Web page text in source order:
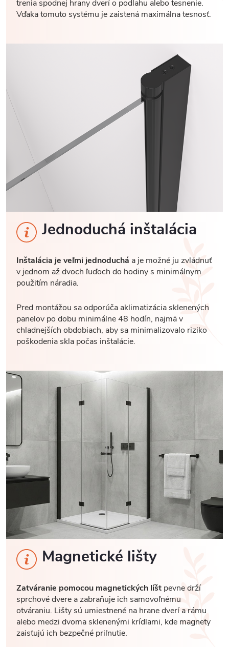
trenia spodnej hrany dverí o podlahu alebo tesnenie.
Vďaka tomuto systému je zaistená maximálna tesnosť.
Jednoduchá inštalácia
Inštalácia je veľmi jednoduchá a je možné ju zvládnuť
v jednom až dvoch ľuďoch do hodiny s minimálnym
použitím náradia.
Pred montážou sa odporúča aklimatizácia sklenených
panelov po dobu minimálne 48 hodín, najmä v
chladnejších obdobiach, aby sa minimalizovalo riziko
poškodenia skla počas inštalácie.
Magnetické lišty
Zatváranie pomocou magnetických líšt pevne drží
sprchové dvere a zabraňuje ich samovoľnému
otváraniu. Lišty sú umiestnené na hrane dverí a rámu
alebo medzi dvoma sklenenými krídlami, kde magnety
zaisťujú ich bezpečné priľnutie.